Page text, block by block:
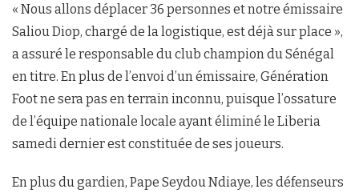
« Nous allons déplacer 36 personnes et notre émissaire
Saliou Diop, chargé de la logistique, est déjà sur place »,
a assuré le responsable du club champion du Sénégal
en titre. En plus de l’envoi d’un émissaire, Génération
Foot ne sera pas en terrain inconnu, puisque l’ossature
de l’équipe nationale locale ayant éliminé le Liberia
samedi dernier est constituée de ses joueurs.
En plus du gardien, Pape Seydou Ndiaye, les défenseurs